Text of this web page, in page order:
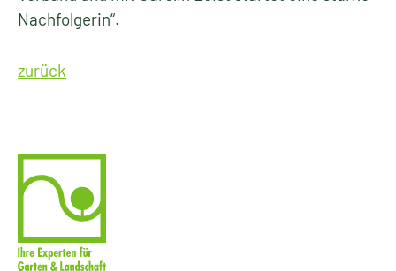
Nachfolgerin“.
zurück